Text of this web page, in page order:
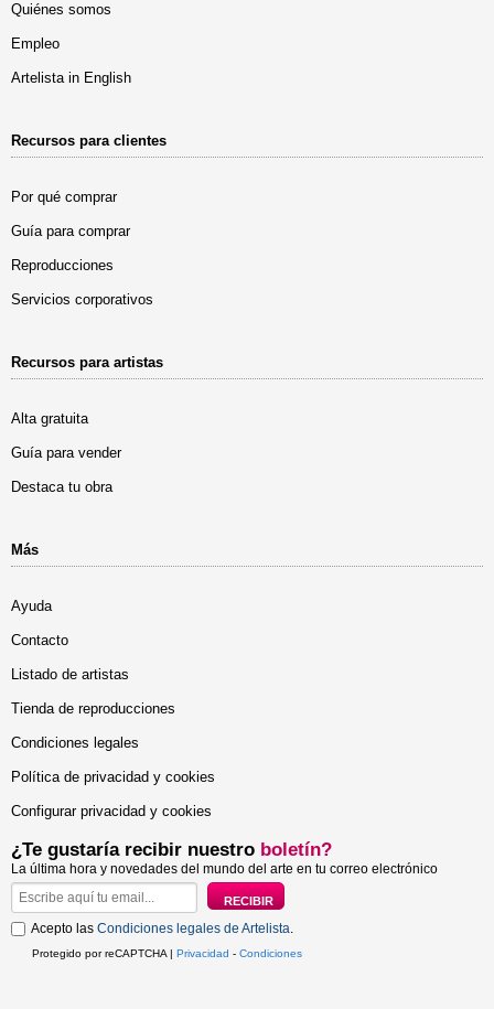
Quiénes somos
Empleo
Artelista in English
Recursos para clientes
Por qué comprar
Guía para comprar
Reproducciones
Servicios corporativos
Recursos para artistas
Alta gratuita
Guía para vender
Destaca tu obra
Más
Ayuda
Contacto
Listado de artistas
Tienda de reproducciones
Condiciones legales
Política de privacidad y cookies
Configurar privacidad y cookies
¿Te gustaría recibir nuestro boletín?
La última hora y novedades del mundo del arte en tu correo electrónico
Acepto las Condiciones legales de Artelista.
Protegido por reCAPTCHA | Privacidad - Condiciones